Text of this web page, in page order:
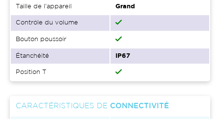
Taille de l'appareil Grand
Contrôle du volume
Bouton poussoir
Étanchéité IP67
Position T
CARACTÉRISTIQUES DE CONNECTIVITÉ